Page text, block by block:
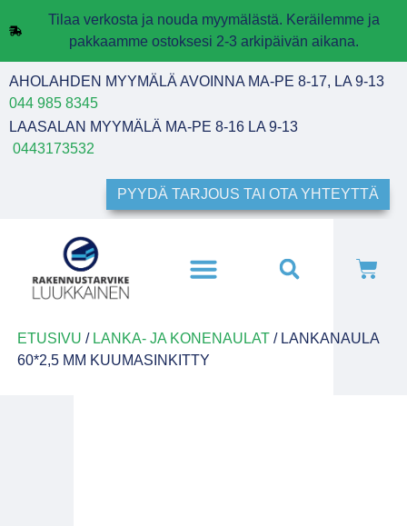
Tilaa verkosta ja nouda myymälästä. Keräilemme ja
pakkaamme ostoksesi 2-3 arkipäivän aikana.
AHOLAHDEN MYYMÄLÄ AVOINNA MA-PE 8-17, LA 9-13
044 985 8345
LAASALAN MYYMÄLÄ MA-PE 8-16 LA 9-13
0443173532
PYYDÄ TARJOUS TAI OTA YHTEYTTÄ
ETUSIVU / LANKA- JA KONENAULAT/ LANKANAULA
60*2,5 MM KUUMASINKITTY